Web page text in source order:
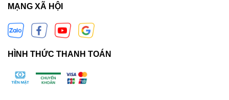
MẠNG XÃ HỘI
HÌNH THỨC THANH TOÁN